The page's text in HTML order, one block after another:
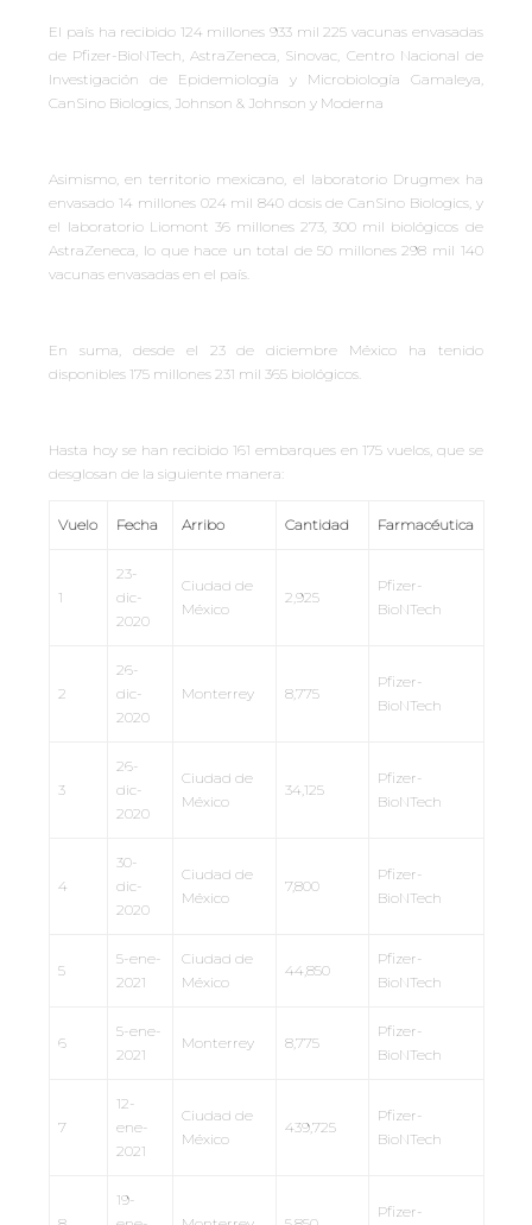
El país ha recibido 124 millones 933 mil 225 vacunas envasadas
de Pfizer-BioNTech, AstraZeneca, Sinovac, Centro Nacional de
Investigación de Epidemiología y Microbiología Gamaleya,
CanSino Biologics, Johnson & Johnson y Moderna
Asimismo, en territorio mexicano, el laboratorio Drugmex ha
envasado 14 millones 024 mil 840 dosis de CanSino Biologics, y
el laboratorio Liomont 36 millones 273, 300 mil biológicos de
AstraZeneca, lo que hace un total de 50 millones 298 mil 140
vacunas envasadas en el país.
En suma, desde el 23 de diciembre México ha tenido
disponibles 175 millones 231 mil 365 biológicos.
Hasta hoy se han recibido 161 embarques en 175 vuelos, que se
desglosan de la siguiente manera:
Vuelo Fecha Arribo Cantidad Farmacéutica
1
23-
dic-
2020
Ciudad de
México
2,925
Pfizer-
BioNTech
2
26-
dic-
2020
Monterrey 8,775
Pfizer-
BioNTech
3
26-
dic-
2020
Ciudad de
México
34,125
Pfizer-
BioNTech
4
30-
dic-
2020
Ciudad de
México
7,800
Pfizer-
BioNTech
5
5-ene-
2021
Ciudad de
México
44,850
Pfizer-
BioNTech
6
5-ene-
2021
Monterrey 8,775
Pfizer-
BioNTech
7
12-
ene-
2021
Ciudad de
México
439,725
Pfizer-
BioNTech
19-
Pfizer-